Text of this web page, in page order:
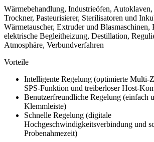
Wärmebehandlung, Industrieöfen,
Trockner, Pasteurisierer, Sterilisatoren und
Wärmetauscher, Extruder und Blasmaschinen,
elektrische Begleitheizung, Destillation,
Atmosphäre, Verbundverfahren
Vorteile
Intelligente Regelung (optimierte Multi-
SPS-Funktion und treiberloser Host-
Benutzerfreundliche Regelung (einfach
Klemmleiste)
Schnelle Regelung (digitale
Hochgeschwindigkeitsverbindung und
Probenahmezeit)